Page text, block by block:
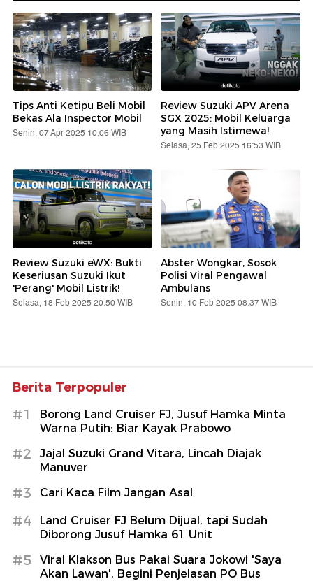
Tips Anti Ketipu Beli Mobil
Bekas Ala Inspector Mobil
Senin, 07 Apr 2025 10:06 WIB
Review Suzuki APV Arena
SGX 2025: Mobil Keluarga
yang Masih Istimewa!
Selasa, 25 Feb 2025 16:53 WIB
Review Suzuki eWX: Bukti
Keseriusan Suzuki Ikut
'Perang' Mobil Listrik!
Selasa, 18 Feb 2025 20:50 WIB
Abster Wongkar, Sosok
Polisi Viral Pengawal
Ambulans
Senin, 10 Feb 2025 08:37 WIB
Berita Terpopuler
#1
Borong Land Cruiser FJ, Jusuf Hamka Minta
Warna Putih: Biar Kayak Prabowo
#2
Jajal Suzuki Grand Vitara, Lincah Diajak
Manuver
#3 Cari Kaca Film Jangan Asal
#4
Land Cruiser FJ Belum Dijual, tapi Sudah
Diborong Jusuf Hamka 61 Unit
#5
Viral Klakson Bus Pakai Suara Jokowi 'Saya
Akan Lawan', Begini Penjelasan PO Bus